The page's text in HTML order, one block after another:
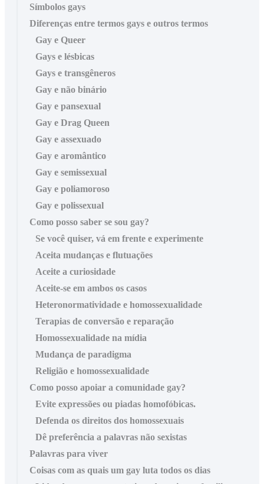
Símbolos gays
Diferenças entre termos gays e outros termos
Gay e Queer
Gays e lésbicas
Gays e transgêneros
Gay e não binário
Gay e pansexual
Gay e Drag Queen
Gay e assexuado
Gay e aromântico
Gay e semissexual
Gay e poliamoroso
Gay e polissexual
Como posso saber se sou gay?
Se você quiser, vá em frente e experimente
Aceita mudanças e flutuações
Aceite a curiosidade
Aceite-se em ambos os casos
Heteronormatividade e homossexualidade
Terapias de conversão e reparação
Homossexualidade na mídia
Mudança de paradigma
Religião e homossexualidade
Como posso apoiar a comunidade gay?
Evite expressões ou piadas homofóbicas.
Defenda os direitos dos homossexuais
Dê preferência a palavras não sexistas
Palavras para viver
Coisas com as quais um gay luta todos os dias